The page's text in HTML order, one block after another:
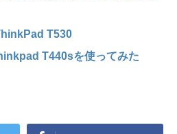
T530
T440sを使ってみた